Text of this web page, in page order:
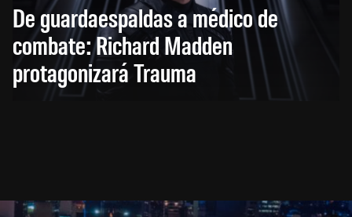
De guardaespaldas a médico de
combate: Richard Madden
protagonizará Trauma